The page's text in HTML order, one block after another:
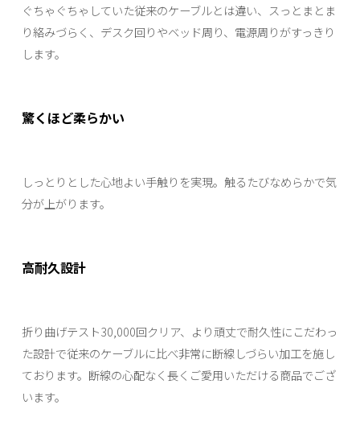
ぐちゃぐちゃしていた従来のケーブルとは違い、スっとまとま
り絡みづらく、デスク回りやベッド周り、電源周りがすっきり
します。
驚くほど柔らかい
しっとりとした心地よい手触りを実現。触るたびなめらかで気
分が上がります。
高耐久設計
折り曲げテスト30,000回クリア、より頑丈で耐久性にこだわっ
た設計で従来のケーブルに比べ非常に断線しづらい加工を施し
ております。断線の心配なく長くご愛用いただける商品でござ
います。